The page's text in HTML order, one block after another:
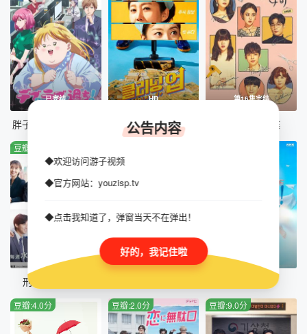
已完结
胖子、爱情和错误！
HD
清洁工
第16集完结
飞起来吧蝴蝶
豆瓣:8.0分
刑事7人 第八季
已完结
豆瓣:4.0分 豆瓣:2.0分 豆瓣:9.0分
公告内容
◆欢迎访问游子视频
◆官方网站：youzisp.tv
◆点击我知道了，弹窗当天不在弹出！
好的，我记住啦